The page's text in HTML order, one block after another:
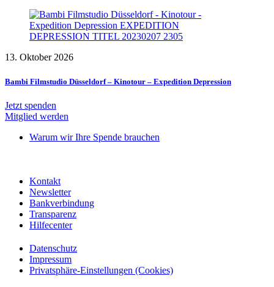
13. Oktober 2026
Bambi Filmstudio Düsseldorf – Kinotour – Expedition Depression
Jetzt spenden
Mitglied werden
Warum wir Ihre Spende brauchen
Kontakt
Newsletter
Bankverbindung
Transparenz
Hilfecenter
Datenschutz
Impressum
Privatsphäre-Einstellungen (Cookies)